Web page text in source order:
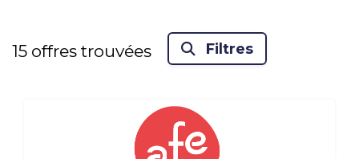
15 offres trouvées Filtres